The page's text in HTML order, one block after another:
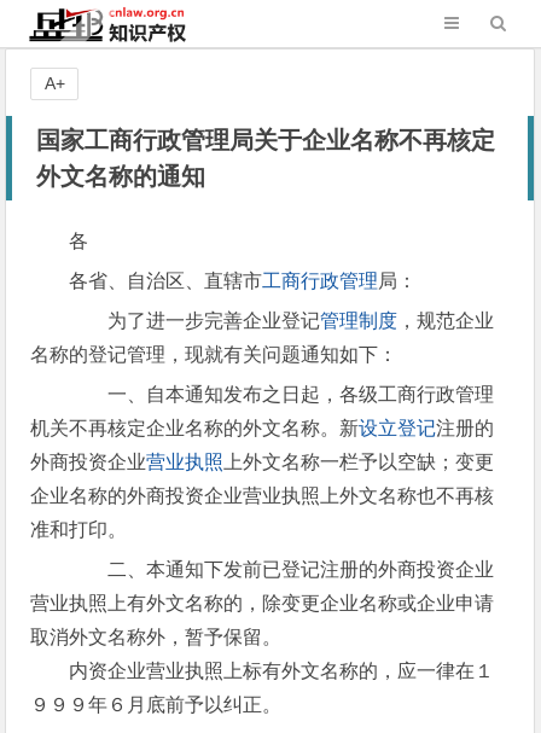
国家工商行政管理局关于企业名称不再核定
外文名称的通知
各
各省、自治区、直辖市工商行政管理局：
为了进一步完善企业登记管理制度 ，规范企业
名称的登记管理，现就有关问题通知如下：
一、自本通知发布之日起，各级工商行政管理
机关不再核定企业名称的外文名称。新设立登记注册的
外商投资企业营业执照 上外文名称一栏予以空缺；变更
企业名称的外商投资企业营业执照上外文名称也不再核
准和打印。
二、本通知下发前已登记注册的外商投资企业
营业执照上有外文名称的，除变更企业名称或企业申请
取消外文名称外，暂予保留。
内资企业营业执照上标有外文名称的，应一律在１
９９９年６月底前予以纠正。
A+